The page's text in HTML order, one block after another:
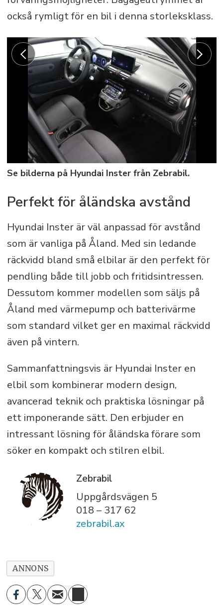
också rymligt för en bil i denna storleksklass.
Se bilderna på Hyundai Inster från Zebrabil.
Perfekt för åländska avstånd
Hyundai Inster är väl anpassad för avstånd
som är vanliga på Åland. Med sin ledande
räckvidd bland små elbilar är den perfekt för
pendling både till jobb och fritidsintressen.
Dessutom kommer modellen som säljs på
Åland med värmepump och batterivärme
som standard vilket ger en maximal räckvidd
även på vintern.
Sammanfattningsvis är Hyundai Inster en
elbil som kombinerar modern design,
avancerad teknik och praktiska lösningar på
ett imponerande sätt. Den erbjuder en
intressant lösning för åländska förare som
söker en kompakt och stilren elbil.
Zebrabil
Uppgårdsvägen 5
018 – 317 62
zebrabil.ax
ANNONS